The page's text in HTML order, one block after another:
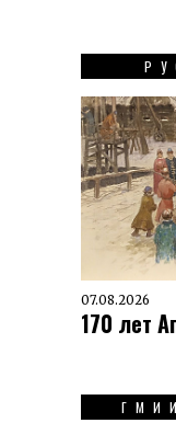
07.08.2026
170 лет